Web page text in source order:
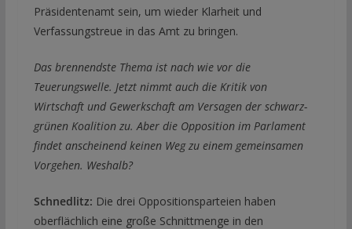
Präsidentenamt sein, um wieder Klarheit und
Verfassungstreue in das Amt zu bringen.
Das brennendste Thema ist nach wie vor die
Teuerungswelle. Jetzt nimmt auch die Kritik von
Wirtschaft und Gewerkschaft am Versagen der schwarz-
grünen Koalition zu. Aber die Opposition im Parlament
findet anscheinend keinen Weg zu einem gemeinsamen
Vorgehen. Weshalb?
Schnedlitz: Die drei Oppositionsparteien haben
oberflächlich eine große Schnittmenge in den